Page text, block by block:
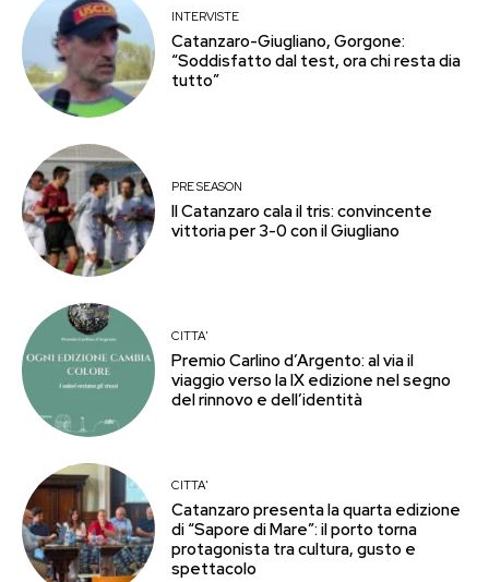
INTERVISTE
Catanzaro-Giugliano, Gorgone:
“Soddisfatto dal test, ora chi resta dia
tutto”
PRE SEASON
Il Catanzaro cala il tris: convincente
vittoria per 3-0 con il Giugliano
CITTA'
Premio Carlino d’Argento: al via il
viaggio verso la IX edizione nel segno
del rinnovo e dell’identità
CITTA'
Catanzaro presenta la quarta edizione
di “Sapore di Mare”: il porto torna
protagonista tra cultura, gusto e
spettacolo